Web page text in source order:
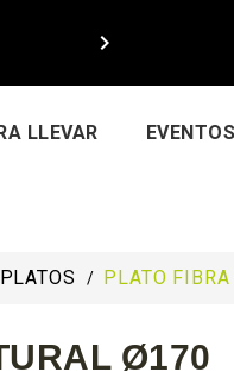

LLEVAR EVENTOS
PLATOS PLATO
Ø170